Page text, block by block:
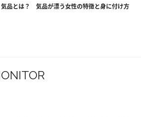
気品とは？ 気品が漂う女性の特徴と身に付け方